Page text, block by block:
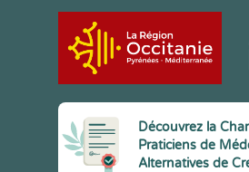
Découvrez la
Praticiens de
Alternatives de